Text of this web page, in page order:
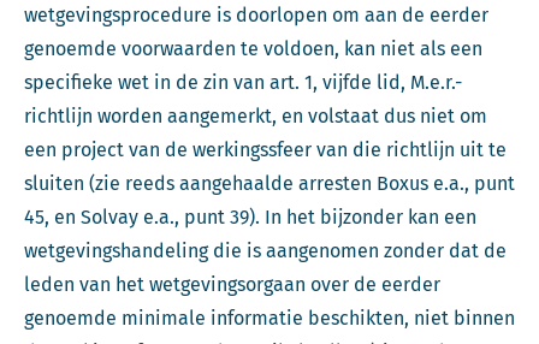
wetgevingsprocedure is doorlopen om aan de eerder
genoemde voorwaarden te voldoen, kan niet als een
specifieke wet in de zin van art. 1, vijfde lid, M.e.r.-
richtlijn worden aangemerkt, en volstaat dus niet om
een project van de werkingssfeer van die richtlijn uit te
sluiten (zie reeds aangehaalde arresten Boxus e.a., punt
45, en Solvay e.a., punt 39). In het bijzonder kan een
wetgevingshandeling die is aangenomen zonder dat de
leden van het wetgevingsorgaan over de eerder
genoemde minimale informatie beschikten, niet binnen